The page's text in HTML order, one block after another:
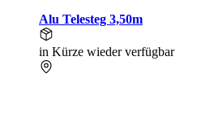
Alu Telesteg 3,50m
in Kürze wieder verfügbar